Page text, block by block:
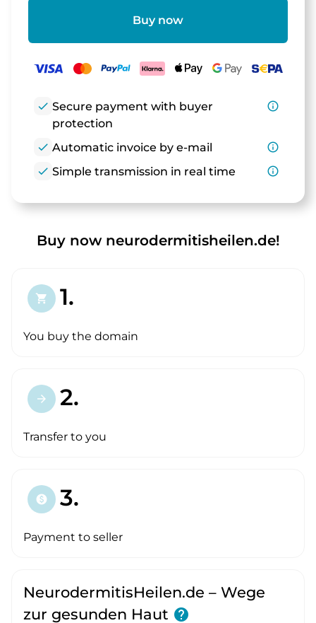
Buy now
check Secure payment with buyer
protection
info_outline
check Automatic invoice by e-mail
info_outline
check Simple transmission in real time info_outline
Buy now neurodermitisheilen.de!
shopping_cart 1.
You buy the domain
arrow_forward 2.
Transfer to you
paid 3.
Payment to seller
NeurodermitisHeilen.de – Wege
zur gesunden Haut help